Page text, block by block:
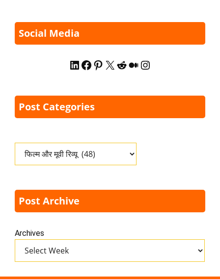
Social Media
LinkedIn
Facebook
Pinterest
X Reddit
Medium
Instagram
Post Categories
Post Archive
Archives